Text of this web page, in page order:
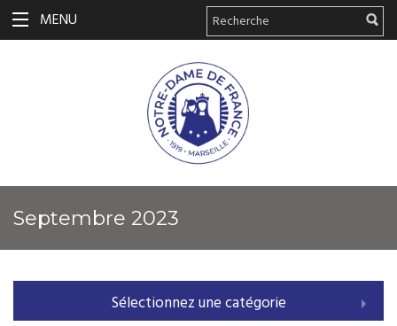
MENU
septembre 2023
Sélectionnez une catégorie